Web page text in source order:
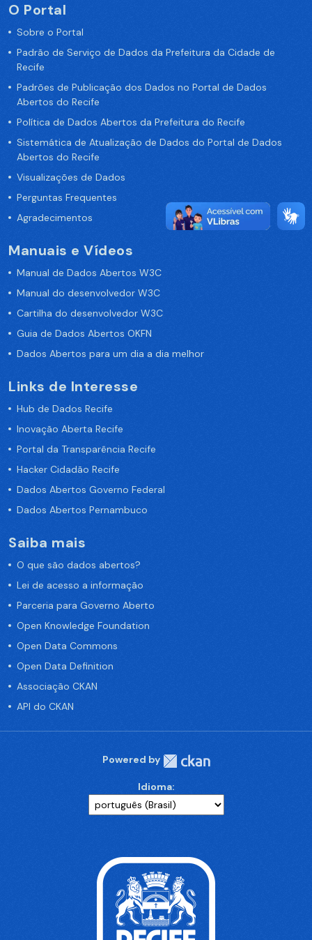
O Portal
Sobre o Portal
Padrão de Serviço de Dados da Prefeitura da Cidade de
Recife
Padrões de Publicação dos Dados no Portal de Dados
Abertos do Recife
Política de Dados Abertos da Prefeitura do Recife
Sistemática de Atualização de Dados do Portal de Dados
Abertos do Recife
Visualizações de Dados
Perguntas Frequentes
Agradecimentos
Manuais e Vídeos
Manual de Dados Abertos W3C
Manual do desenvolvedor W3C
Cartilha do desenvolvedor W3C
Guia de Dados Abertos OKFN
Dados Abertos para um dia a dia melhor
Links de Interesse
Hub de Dados Recife
Inovação Aberta Recife
Portal da Transparência Recife
Hacker Cidadão Recife
Dados Abertos Governo Federal
Dados Abertos Pernambuco
Saiba mais
O que são dados abertos?
Lei de acesso a informação
Parceria para Governo Aberto
Open Knowledge Foundation
Open Data Commons
Open Data Definition
Associação CKAN
API do CKAN
Powered by
Idioma